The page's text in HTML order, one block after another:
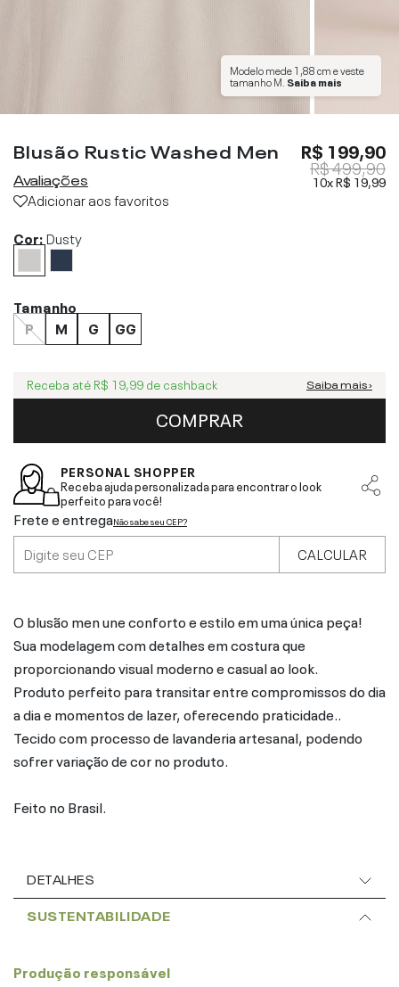
Modelo mede1,88 cme veste
tamanhoM Saiba mais
Blusão Rustic Washed Men
Avaliações
Adicionar aos favoritos
R$ 199,90
R$ 499,90
10xR$ 19,99
Cor:Dusty
Tamanho
P
M G GG
Receba até R$ 19,99 de cashback Saiba mais ›
COMPRAR
PERSONAL SHOPPER
Receba ajuda personalizada para encontrar o look
perfeito para você!
Frete e entregaNão sabe seu CEP?
CALCULAR
O blusão men une conforto e estilo em uma única peça!
Sua modelagem com detalhes em costura que
proporcionando visual moderno e casual ao look.
Produto perfeito para transitar entre compromissos do dia
a dia e momentos de lazer, oferecendo praticidade..
Tecido com processo de lavanderia artesanal, podendo
sofrer variação de cor no produto.
Feito no Brasil.
DETALHES
SUSTENTABILIDADE
Produção responsável